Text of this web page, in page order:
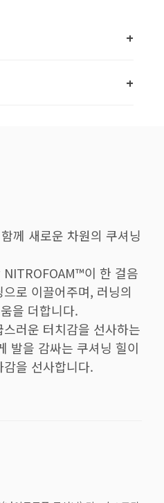
께 새로운 차원의 쿠셔닝
이 한 걸음
로 이끌어주며, 러닝의
을 더합니다.
러운 터치감을 선사하는
발을 감싸는 쿠셔닝 힐이
을 선사합니다.